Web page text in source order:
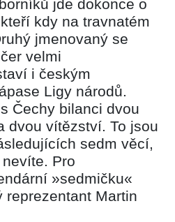
jde dokonce o
kdy na travnatém
jmenovaný se
velmi
i českým
Ligy národů.
Čechy bilanci dvou
dvou vítězství. To jsou
sedm věcí,
Pro
»sedmičku«
reprezentant Martin